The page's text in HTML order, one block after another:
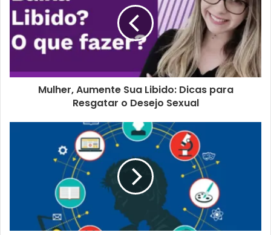
Mulher, Aumente Sua Libido: Dicas para
Resgatar o Desejo Sexual